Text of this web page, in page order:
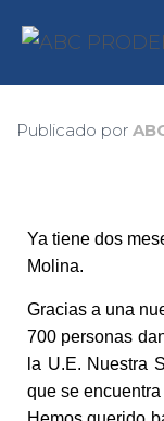
Publicado por
Ya tiene dos
Molina.
Gracias a una
700 personas
la U.E. Nuestra
que se